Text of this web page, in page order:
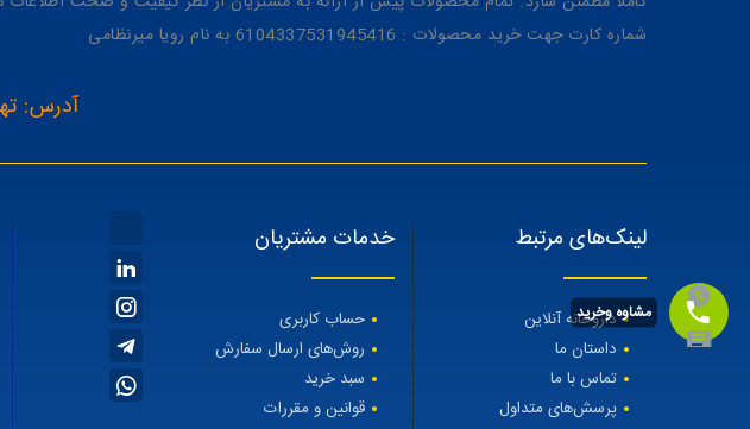
شماره کارت جهت خرید محصولات : 6104337531945416 به نام رویا میرنظامی
آدرس:
لینک‌های مرتبط
داروخانه آنلاین
داستان ما
تماس با ما
پرسش‌های متداول
خدمات مشتریان
حساب کاربری
روش‌های ارسال سفارش
سبد خرید
قوانین و مقررات
مشاوه وخرید